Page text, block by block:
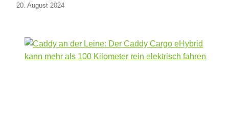
20. August 2024